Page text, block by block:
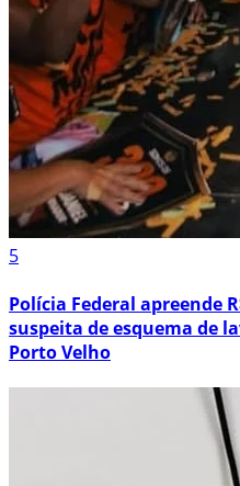
5
Polícia Federal apreende
suspeita de esquema de
Porto Velho